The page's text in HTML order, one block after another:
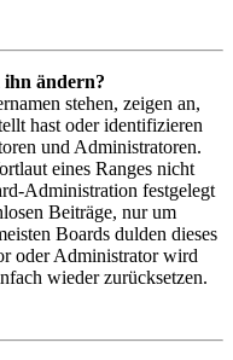
ihn ändern?
stehen, zeigen an,
hast oder identifizieren
und Administratoren.
eines Ranges nicht
Administration festgelegt
Beiträge, nur um
Boards dulden dieses
oder Administrator wird
wieder zurücksetzen.